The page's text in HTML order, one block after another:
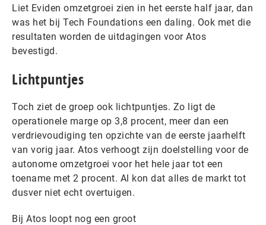
Liet Eviden omzetgroei zien in het eerste half jaar, dan
was het bij Tech Foundations een daling. Ook met die
resultaten worden de uitdagingen voor Atos
bevestigd.
Lichtpuntjes
Toch ziet de groep ook lichtpuntjes. Zo ligt de
operationele marge op 3,8 procent, meer dan een
verdrievoudiging ten opzichte van de eerste jaarhelft
van vorig jaar. Atos verhoogt zijn doelstelling voor de
autonome omzetgroei voor het hele jaar tot een
toename met 2 procent. Al kon dat alles de markt tot
dusver niet echt overtuigen.
Bij Atos loopt nog een groot